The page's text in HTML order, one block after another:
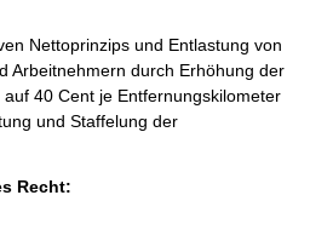
Nettoprinzips und Entlastung von
Arbeitnehmern durch Erhöhung der
40 Cent je Entfernungskilometer
und Staffelung der
Recht: